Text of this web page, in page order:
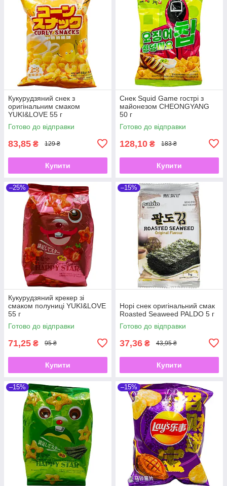
Кукурудзяний снек з
оригінальним смаком
YUKI&LOVE 55 г
Готово до відправки
83,85 ₴ 129 ₴
Купити
Снек Squid Game гострі з
майонезом CHEONGYANG
50 г
Готово до відправки
128,10 ₴ 183 ₴
Купити
–25%
Кукурудзяний крекер зі
смаком полуниці YUKI&LOVE
55 г
Готово до відправки
71,25 ₴ 95 ₴
Купити
–15%
Норі снек оригінальний смак
Roasted Seaweed PALDO 5 г
Готово до відправки
37,36 ₴ 43,95 ₴
Купити
–15% –15%